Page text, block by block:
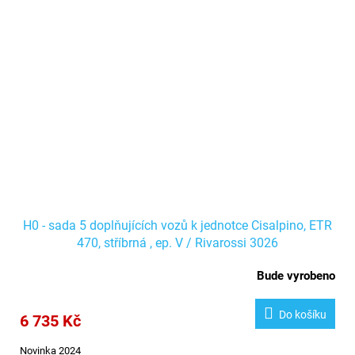
H0 - sada 5 doplňujících vozů k jednotce Cisalpino, ETR
470, stříbrná , ep. V / Rivarossi 3026
Bude vyrobeno
6 735 Kč Do košíku
Novinka 2024